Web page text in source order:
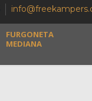
FURGONETA
MEDIANA